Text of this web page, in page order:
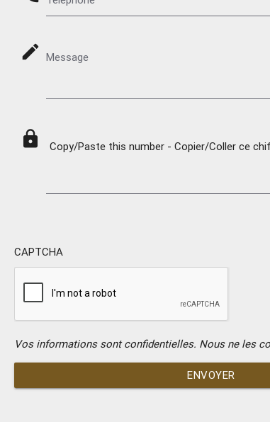
mode_edit Message
lock Copy/Paste this number - Copier/Coller ce
CAPTCHA
Vos informations sont confidentielles. Nous ne les
ENVOYER